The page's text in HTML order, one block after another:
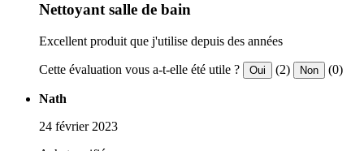
Nettoyant salle de bain
Excellent produit que j'utilise depuis des années
Cette évaluation vous a-t-elle été utile ? Oui (2) Non (0)
Nath
24 février 2023